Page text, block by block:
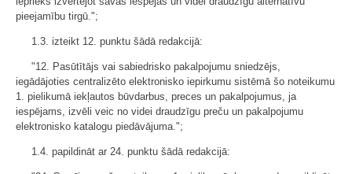
pieejamību tirgū.";
1.3. izteikt 12. punktu šādā redakcijā:
"12. Pasūtītājs vai sabiedrisko pakalpojumu sniedzējs,
iegādājoties centralizēto elektronisko iepirkumu sistēmā šo noteikumu
1. pielikumā iekļautos būvdarbus, preces un pakalpojumus, ja
iespējams, izvēli veic no videi draudzīgu preču un pakalpojumu
elektronisko katalogu piedāvājuma.";
1.4. papildināt ar 24. punktu šādā redakcijā: